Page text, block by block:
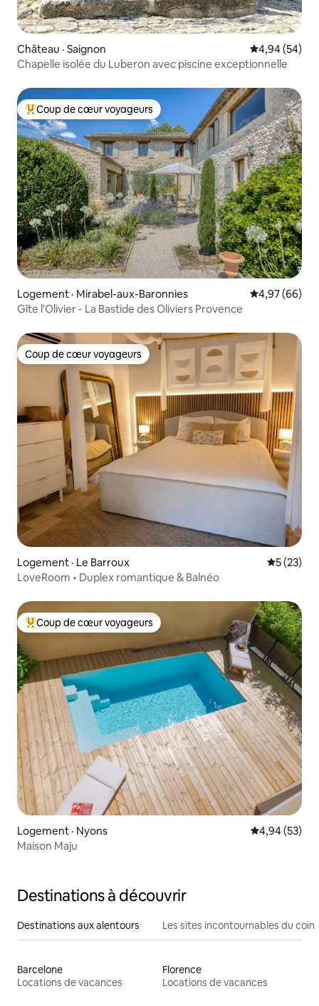
Château · Saignon Note
4,94 (54)
Chapelle isolée du Luberon avec piscine exceptionnelle
Coup de cœur voyageurs parmi les plus aimés
Coup de cœur voyageurs
Logement · Mirabel-aux-Baronnies Note
4,97 (66)
Gîte l'Olivier - La Bastide des Oliviers Provence
Coup de cœur voyageurs
Coup de cœur voyageurs
Logement · Le Barroux Note
5 (23)
LoveRoom • Duplex romantique & Balnéo
Coup de cœur voyageurs parmi les plus aimés
Coup de cœur voyageurs
Logement · Nyons Note
4,94 (53)
Maison Maju
Destinations à découvrir
Destinations aux alentours Les sites incontournables du coin
Barcelone
Locations de vacances
Florence
Locations de vacances